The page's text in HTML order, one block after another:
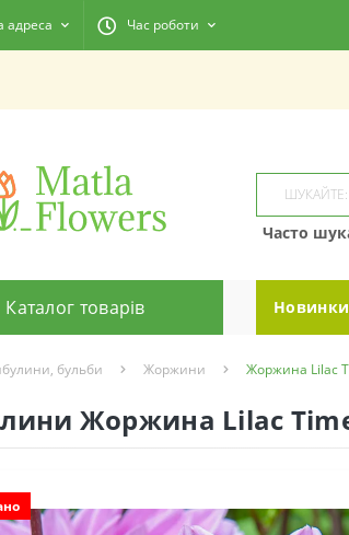
адреса Час роботи
Часто
Каталог товарiв Новинки
бульби Жоржини Жоржина Lilac
Жоржина Lilac